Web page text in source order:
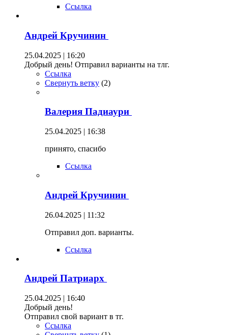
Ссылка
Андрей Кручинин
25.04.2025 | 16:20
Добрый день! Отправил варианты на тлг.
Ссылка
Свернуть ветку (2)
Валерия Падиаури
25.04.2025 | 16:38
принято, спасибо
Ссылка
Андрей Кручинин
26.04.2025 | 11:32
Отправил доп. варианты.
Ссылка
Андрей Патриарх
25.04.2025 | 16:40
Добрый день!
Отправил свой вариант в тг.
Ссылка